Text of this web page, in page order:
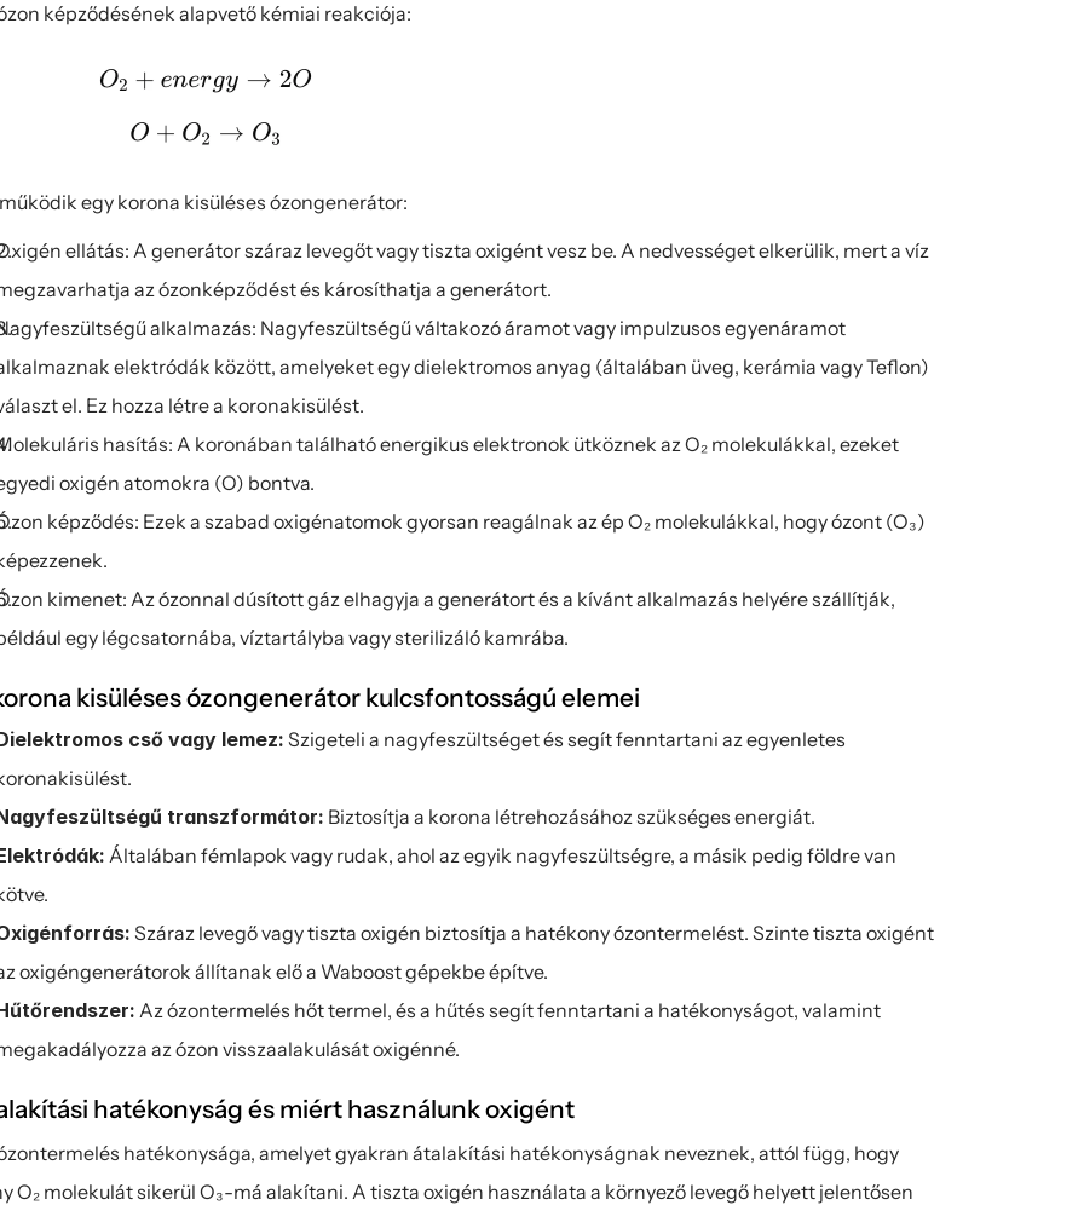
képződésének alapvető kémiai reakciója:
egy korona kisüléses ózongenerátor:
ellátás: A generátor száraz levegőt vagy tiszta oxigént vesz be. A nedvességet elkerülik, mert a víz
az ózonképződést és károsíthatja a generátort.
alkalmazás: Nagyfeszültségű váltakozó áramot vagy impulzusos egyenáramot
elektródák között, amelyeket egy dielektromos anyag (általában üveg, kerámia vagy Teflon)
el. Ez hozza létre a koronakisülést.
hasítás: A koronában található energikus elektronok ütköznek az O₂ molekulákkal, ezeket
oxigén atomokra (O) bontva.
képződés: Ezek a szabad oxigénatomok gyorsan reagálnak az ép O₂ molekulákkal, hogy ózont (O₃)
kimenet: Az ózonnal dúsított gáz elhagyja a generátort és a kívánt alkalmazás helyére szállítják,
egy légcsatornába, víztartályba vagy sterilizáló kamrába.
kisüléses ózongenerátor kulcsfontosságú elemei
cső vagy lemez: Szigeteli a nagyfeszültséget és segít fenntartani az egyenletes
transzformátor: Biztosítja a korona létrehozásához szükséges energiát.
Általában fémlapok vagy rudak, ahol az egyik nagyfeszültségre, a másik pedig földre van
Száraz levegő vagy tiszta oxigén biztosítja a hatékony ózontermelést. Szinte tiszta oxigént
oxigéngenerátorok állítanak elő a Waboost gépekbe építve.
Az ózontermelés hőt termel, és a hűtés segít fenntartani a hatékonyságot, valamint
az ózon visszaalakulását oxigénné.
hatékonyság és miért használunk oxigént
hatékonysága, amelyet gyakran átalakítási hatékonyságnak neveznek, attól függ, hogy
O₂ molekulát sikerül O₃-má alakítani. A tiszta oxigén használata a környező levegő helyett jelentősen